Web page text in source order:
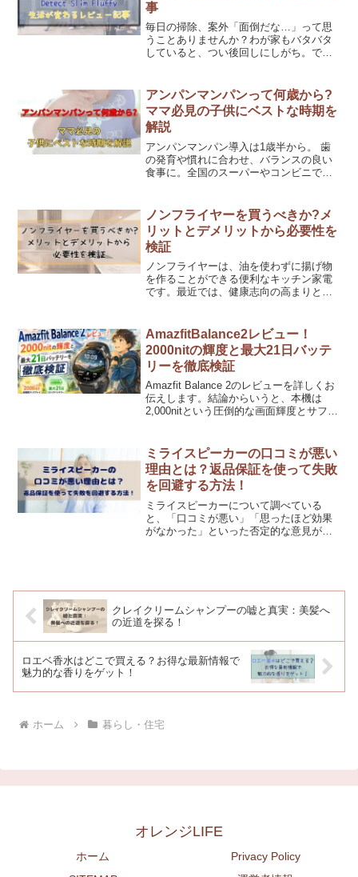
事
毎日の掃除、案外「面倒だな…」って思
うことありませんか？わが家もバタバタ
していると、つい後回しにしがち。でも
ル】 ダイソン Dyson V12 Detect Slim
F...
アンパンマンパンって何歳から?
ママ必見の子供にベストな時期を
解説
アンパンマンパン導入は1歳半から。 歯
の発育や慣れに合わせ、バランスの良い
食事に。全国のスーパーやコンビニで手
選び方、1日の摂取量などを詳しく解説。
ノンフライヤーを買うべきか?メ
リットとデメリットから必要性を
検証
ノンフライヤーは、油を使わずに揚げ物
を作ることができる便利なキッチン家電
です。最近では、健康志向の高まりと共
かどうか迷っている方も多いでしょう。
この記事では、ノンフライ...
AmazfitBalance2レビュー！
2000nitの輝度と最大21日バッテ
リーを徹底検証
Amazfit Balance 2のレビューを詳しくお
伝えします。結論からいうと、本機は
2,000nitという圧倒的な画面輝度とサファ
誇る一台です。2025年6月24日...
ミライスピーカーの口コミが悪い
理由とは？返品保証を使って失敗
を回避する方法！
ミライスピーカーについて調べている
と、「口コミが悪い」「思ったほど効果
がなかった」といった否定的な意見が目
クレイクリームシャンプーの嘘と真実：美髪へ
の近道を探る！
ロエベ香水はどこで買える？お得な最新情報で
魅力的な香りをゲット！
ホーム 暮らし・住宅
オレンジLIFE
ホーム
Privacy Policy